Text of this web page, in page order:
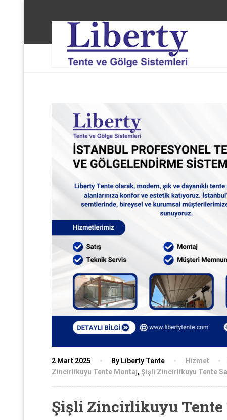
Liberty Tente ve Gölge Sistemleri Şişli
2 Mart 2025 By Liberty Tente Hizmet
Zincirlikuyu Tente Montaj, Şişli Zincirlikuyu Tente
Şişli Zincirlikuyu Tente